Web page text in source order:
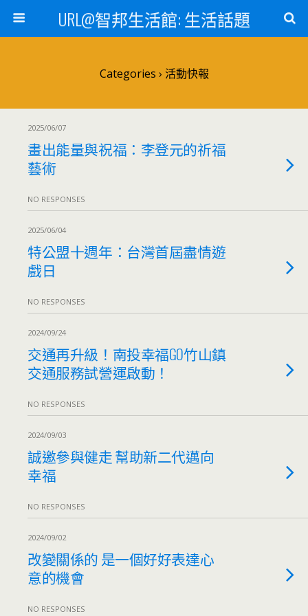
URL@智邦生活館: 生活話題
Categories › 活動快報
2025/06/07
畫出能量與祝福：李登元的祈福
藝術
NO RESPONSES
2025/06/04
特公盟十週年：台灣首屆盡情遊
戲日
NO RESPONSES
2024/09/24
交通再升級！南投幸福GO竹山鎮
交通服務試營運啟動！
NO RESPONSES
2024/09/03
誠邀參與健走 幫助新二代邁向
幸福
NO RESPONSES
2024/09/02
改變關係的 是一個好好表達心
意的機會
NO RESPONSES